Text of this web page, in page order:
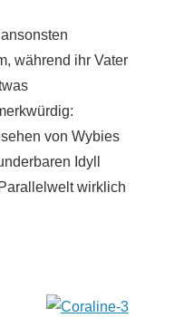
während ihr Vater
von Wybies
Idyll
wirklich